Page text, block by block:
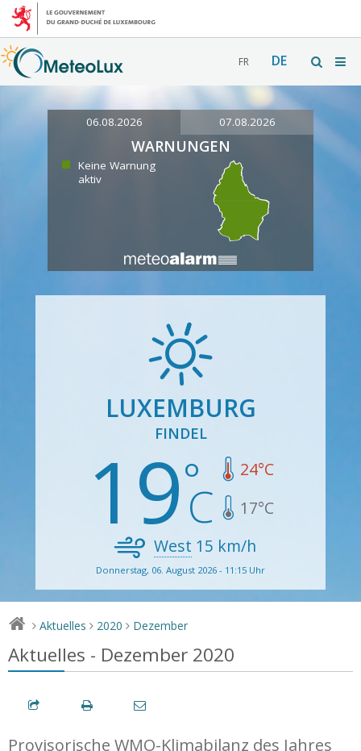
FR DE
06.08.2026 07.08.2026
WARNUNGEN
Keine Warnung
aktiv
LUXEMBURG
FINDEL
19 24°C
17°C
West 15 km/h
Donnerstag, 06. August 2026 - 11:15 Uhr
> Aktuelles > 2020 > Dezember
Aktuelles - Dezember 2020
Provisorische WMO-Klimabilanz des Jahres